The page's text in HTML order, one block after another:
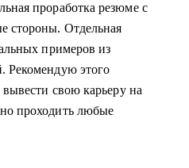
проработка резюме с
стороны. Отдельная
примеров из
Рекомендую этого
вывести свою карьеру на
проходить любые